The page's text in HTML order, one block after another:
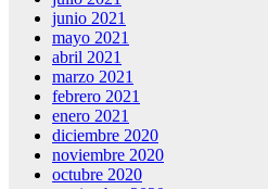
junio 2021
mayo 2021
abril 2021
marzo 2021
febrero 2021
enero 2021
diciembre 2020
noviembre 2020
octubre 2020